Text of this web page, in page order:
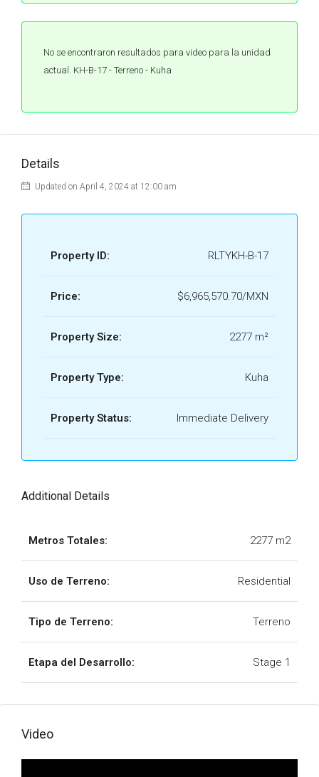
No se encontraron resultados para video para la unidad
actual. KH-B-17 - Terreno - Kuha
Details
Updated on April 4, 2024 at 12:00 am
Property ID: RLTYKH-B-17
Price: $6,965,570.70/MXN
Property Size: 2277 m²
Property Type: Kuha
Property Status: Immediate Delivery
Additional Details
Metros Totales: 2277 m2
Uso de Terreno: Residential
Tipo de Terreno: Terreno
Etapa del Desarrollo: Stage 1
Video